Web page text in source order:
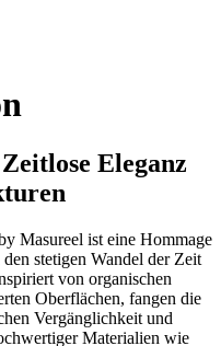
Eleganz
Masureel ist eine Hommage
stetigen Wandel der Zeit
von organischen
Oberflächen, fangen die
Vergänglichkeit und
Materialien wie